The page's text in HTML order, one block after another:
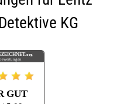
KG
.org
GUT